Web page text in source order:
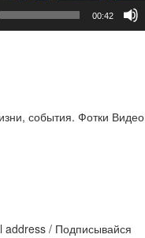
00:42
события. Фотки Видео
address / Подписывайся